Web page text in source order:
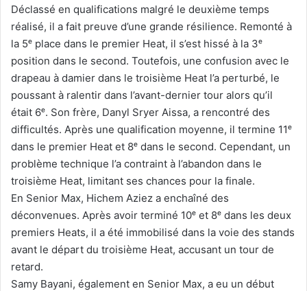
Déclassé en qualifications malgré le deuxième temps
réalisé, il a fait preuve d’une grande résilience. Remonté à
la 5ᵉ place dans le premier Heat, il s’est hissé à la 3ᵉ
position dans le second. Toutefois, une confusion avec le
drapeau à damier dans le troisième Heat l’a perturbé, le
poussant à ralentir dans l’avant-dernier tour alors qu’il
était 6ᵉ. Son frère, Danyl Sryer Aissa, a rencontré des
difficultés. Après une qualification moyenne, il termine 11ᵉ
dans le premier Heat et 8ᵉ dans le second. Cependant, un
problème technique l’a contraint à l’abandon dans le
troisième Heat, limitant ses chances pour la finale.
En Senior Max, Hichem Aziez a enchaîné des
déconvenues. Après avoir terminé 10ᵉ et 8ᵉ dans les deux
premiers Heats, il a été immobilisé dans la voie des stands
avant le départ du troisième Heat, accusant un tour de
retard.
Samy Bayani, également en Senior Max, a eu un début